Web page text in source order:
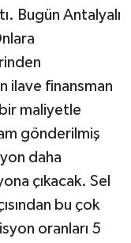
Bugün Antalyalı
ilave finansman
maliyetle
gönderilmiş
daha
çıkacak. Sel
bu çok
oranları 5